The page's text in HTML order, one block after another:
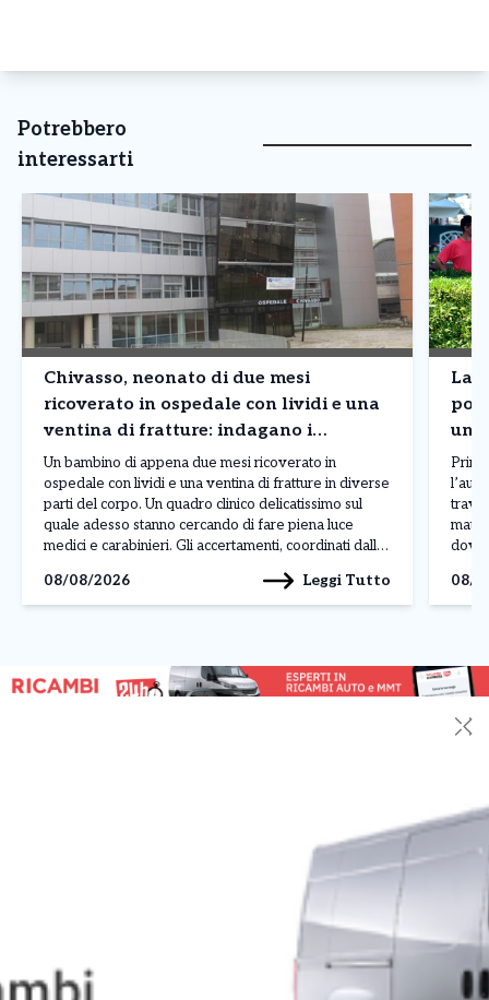
Potrebbero
interessarti
Chivasso, neonato di due mesi
ricoverato in ospedale con lividi e una
ventina di fratture: indagano i
carabinieri
Un bambino di appena due mesi ricoverato in
ospedale con lividi e una ventina di fratture in diverse
parti del corpo. Un quadro clinico delicatissimo sul
quale adesso stanno cercando di fare piena luce
medici e carabinieri. Gli accertamenti, coordinati dalla
l’origine delle lesioni e chiarire se il neonato […]
08/08/2026 Leggi Tutto
poi
uno
dove
loro
08/